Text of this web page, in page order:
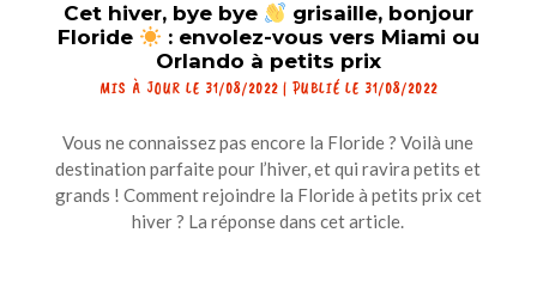
Cet hiver, bye bye
grisaille, bonjour
Floride
: envolez-vous vers Miami ou
Orlando à petits prix
MIS À JOUR LE 31/08/2022 | PUBLIÉ LE 31/08/2022
Vous ne connaissez pas encore la Floride ? Voilà une
destination parfaite pour l’hiver, et qui ravira petits et
grands ! Comment rejoindre la Floride à petits prix cet
hiver ? La réponse dans cet article.